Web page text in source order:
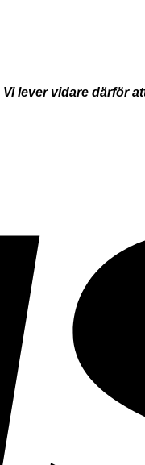
Vi lever vidare därför